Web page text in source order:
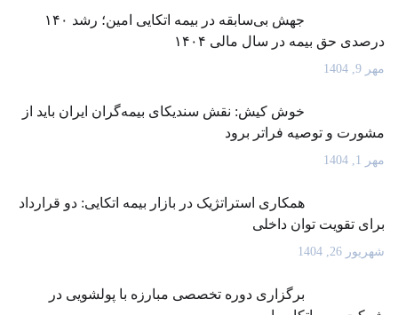
جهش بی‌سابقه در بیمه اتکایی امین؛ رشد ۱۴۰
درصدی حق بیمه در سال مالی ۱۴۰۴
مهر 9, 1404
خوش کیش: نقش سندیکای بیمه‌گران ایران باید از
مشورت و توصیه فراتر برود
مهر 1, 1404
همکاری استراتژیک در بازار بیمه اتکایی: دو قرارداد
برای تقویت توان داخلی
شهریور 26, 1404
برگزاری دوره تخصصی مبارزه با پولشویی در